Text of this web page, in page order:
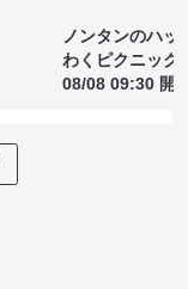
ノンタンのハッ
わくピクニック
08/08 09:30 開